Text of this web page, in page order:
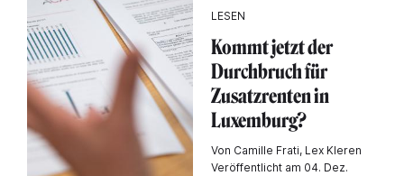
LESEN
Kommt jetzt der
Durchbruch für
Zusatzrenten in
Luxemburg?
Von Camille Frati, Lex Kleren
Veröffentlicht am 04. Dez.